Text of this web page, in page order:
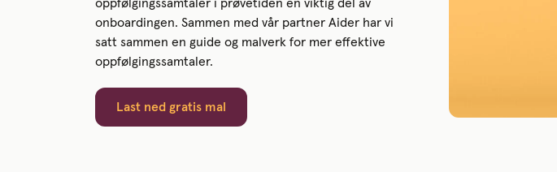
oppfølgingssamtaler i prøvetiden en viktig del av
onboardingen. Sammen med vår partner Aider har vi
satt sammen en guide og malverk for mer effektive
oppfølgingssamtaler.
Last ned gratis mal